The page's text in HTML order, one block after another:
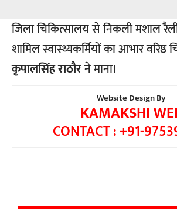
जिला चिकित्सालय से निकली मशाल
शामिल स्वास्थ्यकर्मियों का आभार वरिष्ठ
कृपालसिंह राठौरने माना।
Website Design By
KAMAKSHI
CONTACT : +91-